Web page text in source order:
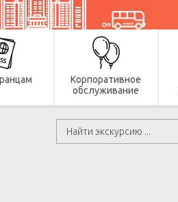
Корпоративное
обслуживание